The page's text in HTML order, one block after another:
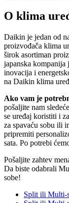
O klima
Daikin je jedan od
proizvođača klima
širok asortiman
japanska kompanija
inovacija i
na Daikin klima
Ako vam je
pošaljite nam
se uređaj koristiti i
za spavaću sobu ili
pripremiti
sata. Po potrebi
Pošaljite zahtev
Da biste odabrali
sobe!
Split ili Multi-